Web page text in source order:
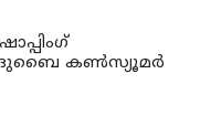
ദുബൈ കണ്‍സ്യൂമര്‍